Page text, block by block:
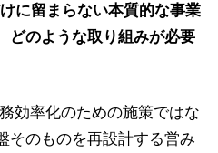
に留まらない本質的な事業
どのような取り組みが必要
効率化のための施策ではな
そのものを再設計する営み